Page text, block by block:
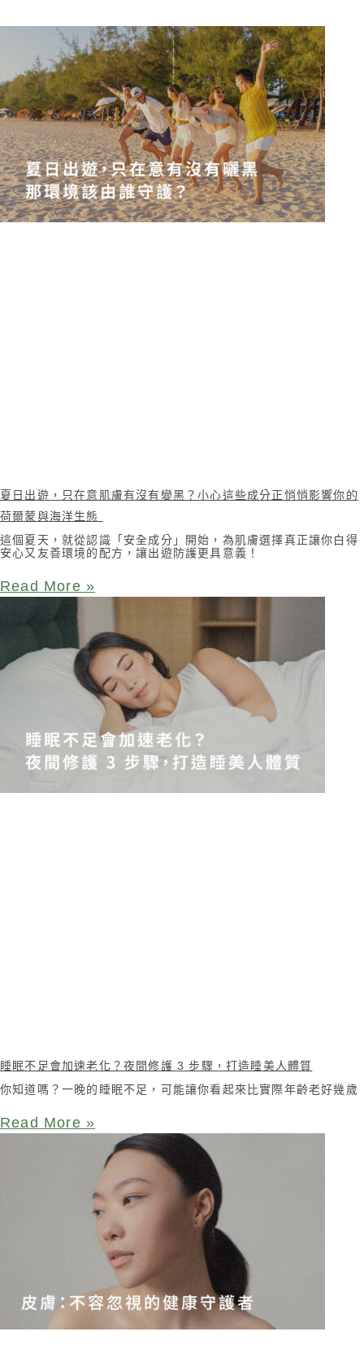
夏日出遊，只在意肌膚有沒有變黑？小心這些成分正悄悄影響你的
荷爾蒙與海洋生態
這個夏天，就從認識「安全成分」開始，為肌膚選擇真正讓你白得
安心又友善環境的配方，讓出遊防護更具意義！
Read More »
睡眠不足會加速老化？夜間修護 3 步驟，打造睡美人體質
你知道嗎？一晚的睡眠不足，可能讓你看起來比實際年齡老好幾歲
Read More »